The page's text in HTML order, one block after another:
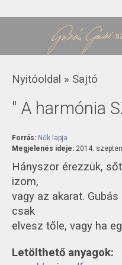
Jelenlegi hely
Nyitóoldal » Sajtó
" A harmónia
Forrás: Nők lapja
Megjelenés ideje: 2014.
Hányszor érezzük,
izom,
vagy az akarat.
csak
elvesz tőle, vagy ha
Letölthető anyagok: